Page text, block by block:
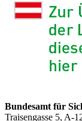
Bundesamt für
Traisengasse 5, A-